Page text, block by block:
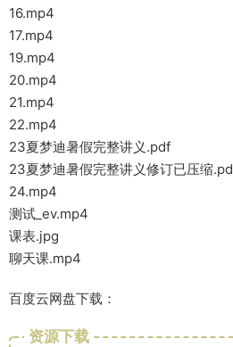
16.mp4
17.mp4
19.mp4
20.mp4
21.mp4
22.mp4
23夏梦迪暑假完整讲义.pdf
23夏梦迪暑假完整讲义修订已压缩
24.mp4
测试_ev.mp4
课表.jpg
聊天课.mp4
百度云网盘下载：
资源下载